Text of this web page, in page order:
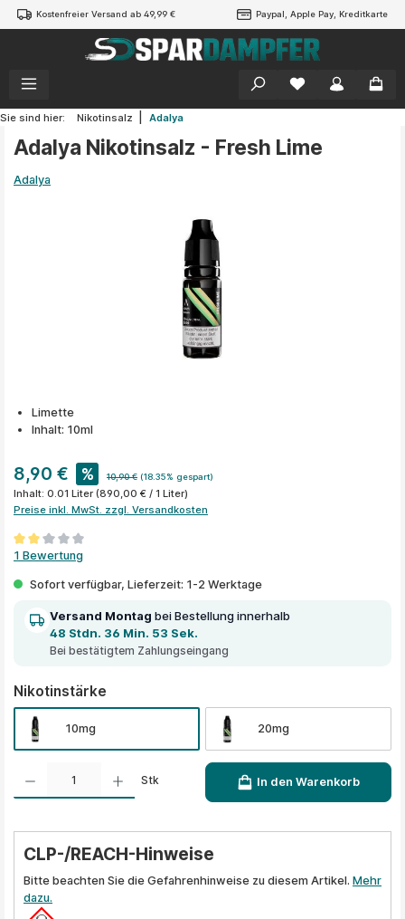
springen
Kostenfreier Versand ab 49,99 € Paypal, Apple Pay, Kreditkarte
Sie sind hier: Nikotinsalz Adalya
Adalya Nikotinsalz - Fresh Lime
Adalya
Limette
Inhalt: 10ml
8,90 € % 10,90 € (18.35% gespart)
Inhalt: 0.01 Liter (890,00 € / 1 Liter)
Preise inkl. MwSt. zzgl. Versandkosten
Durchschnittliche Bewertung von 2 von 5 Sternen
1 Bewertung
Sofort verfügbar, Lieferzeit: 1-2 Werktage
Versand Montag bei Bestellung innerhalb
48 Stdn. 36 Min. 53 Sek.
Bei bestätigtem Zahlungseingang
Nikotinstärke
10mg 20mg
Produkt Anzahl: Gib den gewünschten Wert ein oder benutze die Schaltflächen um die
Stk In den Warenkorb
CLP-/REACH-Hinweise
Bitte beachten Sie die Gefahrenhinweise zu diesem Artikel. Mehr
dazu.